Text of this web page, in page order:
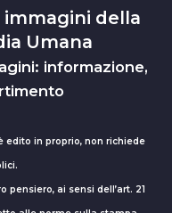
immagini della
Umana
informazione,
edito in proprio, non richiede
ai sensi dell’art. 21